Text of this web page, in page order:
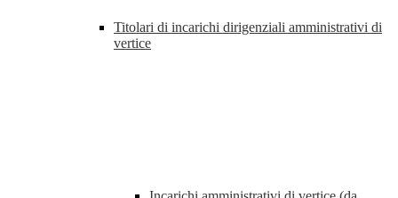
Titolari di incarichi dirigenziali amministrativi di
vertice